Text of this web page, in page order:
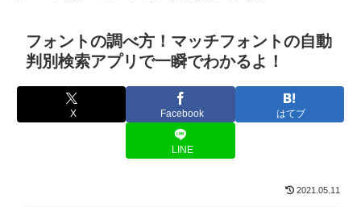
フォントの調べ方！マッチフォントの自動
判別検索アプリで一瞬でわかるよ！
X Facebook はてブ
LINE
2021.05.11